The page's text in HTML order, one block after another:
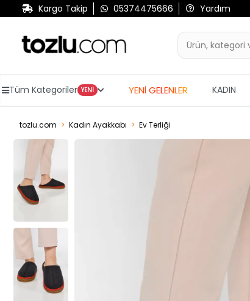
Kargo Takip 05374475666 Yardım
Tüm Kategoriler YENİ YENİ GELENLER KADIN
tozlu.com Kadın Ayakkabı Ev Terliği